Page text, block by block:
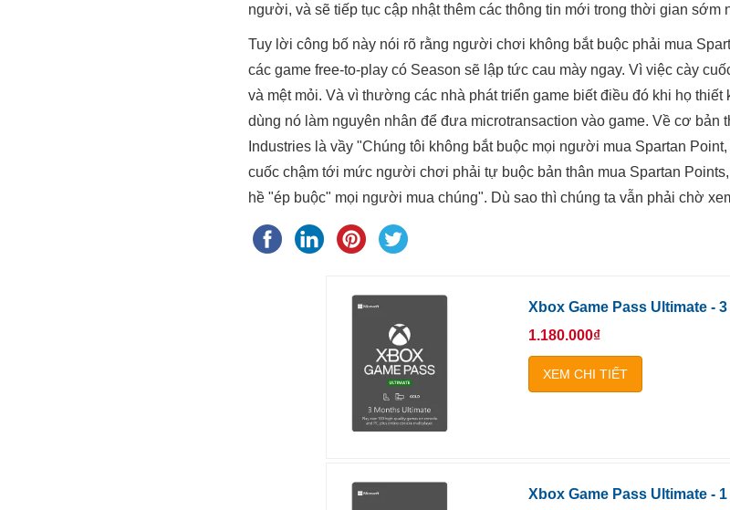
người, và sẽ tiếp tục cập nhật thêm các thông tin mới trong thời gian sớm
Tuy lời công bố này nói rõ rằng người chơi không bắt buộc phải mua
các game free-to-play có Season sẽ lập tức cau mày ngay. Vì việc cày
và mệt mỏi. Và vì thường các nhà phát triển game biết điều đó khi họ
dùng nó làm nguyên nhân để đưa microtransaction vào game. Về cơ bản
Industries là vầy "Chúng tôi không bắt buộc mọi người mua Spartan
cuốc chậm tới mức người chơi phải tự buộc bản thân mua Spartan
hề "ép buộc" mọi người mua chúng". Dù sao thì chúng ta vẫn phải chờ
Xbox Game Pass Ultimate -
1.180.000₫
XEM CHI TIẾT
Xbox Game Pass Ultimate -